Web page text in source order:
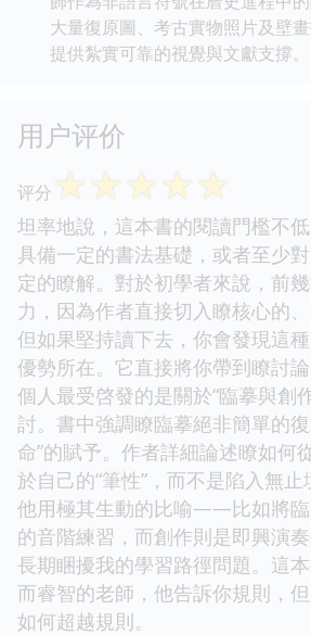
大量復原圖、考古實物照片及壁
提供紮實可靠的視覺與文獻支撐。
用户评价
评分 ☆☆☆☆☆
坦率地說，這本書的閱讀門檻不
具備一定的書法基礎，或者至少
定的瞭解。對於初學者來說，前
力，因為作者直接切入瞭核心的、
但如果堅持讀下去，你會發現這
優勢所在。它直接將你帶到瞭討
個人最受啓發的是關於“臨摹與創
討。書中強調瞭臨摹絕非簡單的
命”的賦予。作者詳細論述瞭如何
於自己的“筆性”，而不是陷入無止
他用極其生動的比喻——比如將臨
的音階練習，而創作則是即興演
長期睏擾我的學習路徑問題。這
而睿智的老師，他告訴你規則，
如何超越規則。